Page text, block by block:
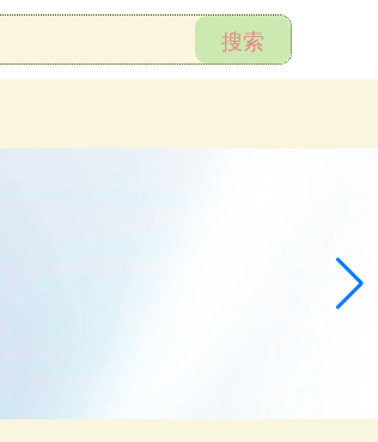
搜索